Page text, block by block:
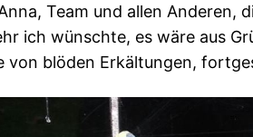
Team und allen Anderen,
ich wünschte, es wäre aus
von blöden Erkältungen,